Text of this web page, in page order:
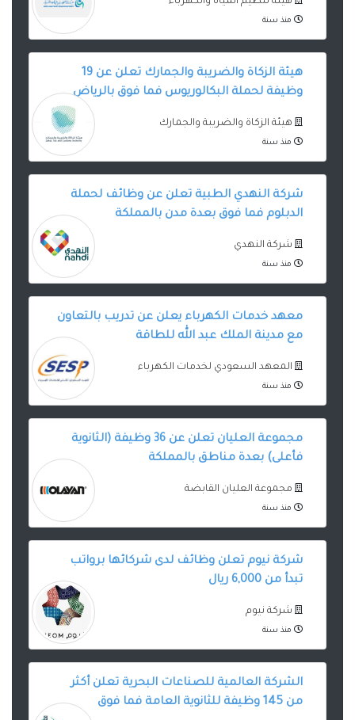
منذ سنة
هيئة الزكاة والضريبة والجمارك تعلن عن 19
وظيفة لحملة البكالوريوس فما فوق بالرياض
هيئة الزكاة والضريبة والجمارك
منذ سنة
شركة النهدي الطبية تعلن عن وظائف لحملة
الدبلوم فما فوق بعدة مدن بالمملكة
شركة النهدي
منذ سنة
معهد خدمات الكهرباء يعلن عن تدريب بالتعاون
مع مدينة الملك عبد الله للطاقة
المعهد السعودي لخدمات الكهرباء
منذ سنة
مجموعة العليان تعلن عن 36 وظيفة (الثانوية
فأعلى) بعدة مناطق بالمملكة
مجموعة العليان القابضة
منذ سنة
شركة نيوم تعلن وظائف لدى شركائها برواتب
تبدأ من 6,000 ريال
شركة نيوم
منذ سنة
الشركة العالمية للصناعات البحرية تعلن أكثر
من 145 وظيفة للثانوية العامة فما فوق